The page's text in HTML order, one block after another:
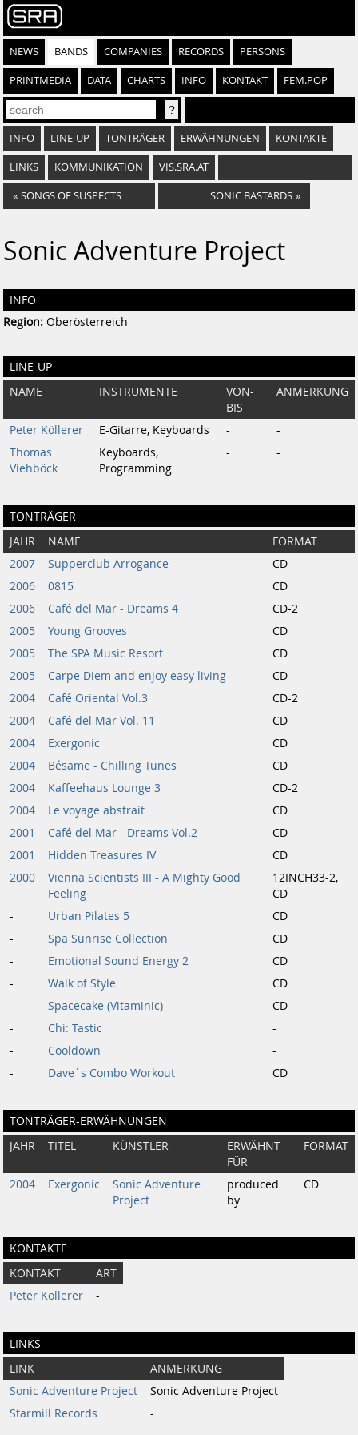
NEWS BANDS COMPANIES RECORDS PERSONS
PRINTMEDIA DATA CHARTS INFO KONTAKT FEM.POP
INFO LINE-UP TONTRÄGER ERWÄHNUNGEN KONTAKTE
LINKS KOMMUNIKATION VIS.SRA.AT
« SONGS OF SUSPECTS SONIC BASTARDS »
Sonic Adventure Project
INFO
Region: Oberösterreich
LINE-UP
NAME INSTRUMENTE
VON-
BIS
ANMERKUNG
Peter Köllerer E-Gitarre, Keyboards -
-
Thomas
Viehböck
Keyboards,
Programming
- -
TONTRÄGER
JAHR NAME
FORMAT
2007
Supperclub Arrogance
CD
2006
0815
CD
2006
Café del Mar - Dreams 4
CD-2
2005
Young Grooves
CD
2005
The SPA Music Resort
CD
2005
Carpe Diem and enjoy easy living
CD
2004
Café Oriental Vol.3
CD-2
2004
Café del Mar Vol. 11
CD
2004
Exergonic
CD
2004
Bésame - Chilling Tunes
CD
2004
Kaffeehaus Lounge 3
CD-2
2004
Le voyage abstrait
CD
2001
Café del Mar - Dreams Vol.2
CD
2001
Hidden Treasures IV
CD
2000
Vienna Scientists III - A Mighty Good
Feeling
12INCH33-2,
CD
-
Urban Pilates 5
CD
-
Spa Sunrise Collection
CD
-
Emotional Sound Energy 2
CD
-
Walk of Style
CD
-
Spacecake (Vitaminic)
CD
-
Chi: Tastic
-
-
Cooldown
-
-
Dave´s Combo Workout CD
TONTRÄGER-ERWÄHNUNGEN
JAHR TITEL KÜNSTLER
ERWÄHNT
FÜR
FORMAT
2004 Exergonic
Sonic Adventure
Project
produced
by
CD
KONTAKTE
KONTAKT
ART
Peter Köllerer
-
LINKS
LINK
ANMERKUNG
Sonic Adventure Project
Sonic Adventure Project
Starmill Records
-